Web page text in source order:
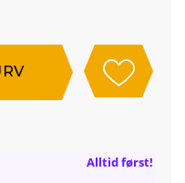
Alltid først!